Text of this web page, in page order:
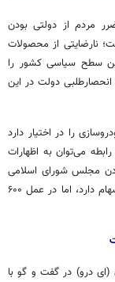
مردم از دولتی بودن
نارضایتی از محصولات
سطح سیاسی کشور را
دولت در این
را در اختیار دارد
می‌توان به اظهارات
مجلس شورای اسلامی
اشاره کرد که می‌گوید: «دولت در ایران‌خودرو، ۶ درصد سهام دارد، اما در عمل ۶۰۰
(ایدرو) در گفت و گوبا